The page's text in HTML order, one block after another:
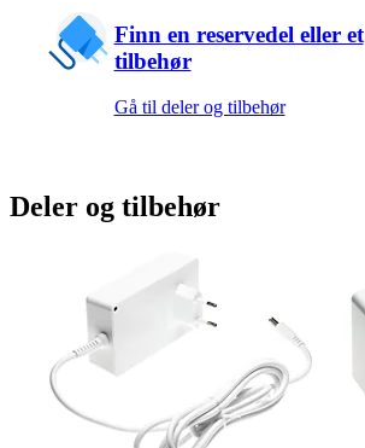
Finn en reservedel eller et
tilbehør
Gå til deler og tilbehør
Deler og tilbehør